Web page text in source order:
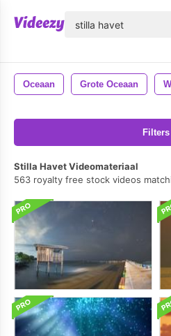
Oceaan Grote Oceaan
Filters
Stilla Havet Videomateriaal
563 royalty free stock videos